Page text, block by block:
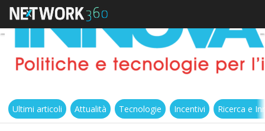
Ultimi articoli Attualità Tecnologie Incentivi Ricerca e